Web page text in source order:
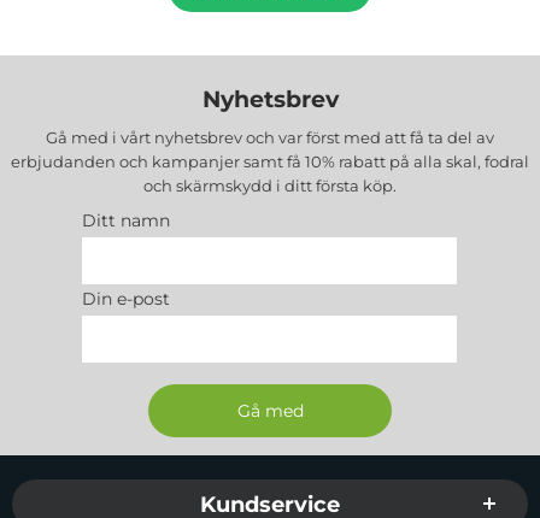
Nyhetsbrev
Gå med i vårt nyhetsbrev och var först med att få ta del av
erbjudanden och kampanjer samt få 10% rabatt på alla skal, fodral
och skärmskydd i ditt första köp.
Ditt namn
Din e-post
Sidfot Blandad info och länkar
Kundservice